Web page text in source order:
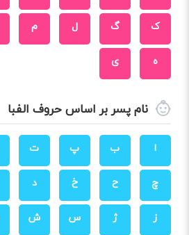
ک گ ل م
ه ی
نام پسر بر اساس حروف الفبا
ا ب پ ت
چ ح خ د
ز ژ س ش